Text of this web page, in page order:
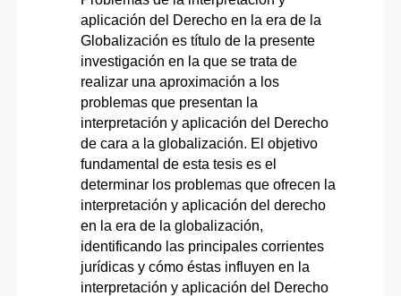
aplicación del Derecho en la era de la
Globalización es título de la presente
investigación en la que se trata de
realizar una aproximación a los
problemas que presentan la
interpretación y aplicación del Derecho
de cara a la globalización. El objetivo
fundamental de esta tesis es el
determinar los problemas que ofrecen la
interpretación y aplicación del derecho
en la era de la globalización,
identificando las principales corrientes
jurídicas y cómo éstas influyen en la
interpretación y aplicación del Derecho